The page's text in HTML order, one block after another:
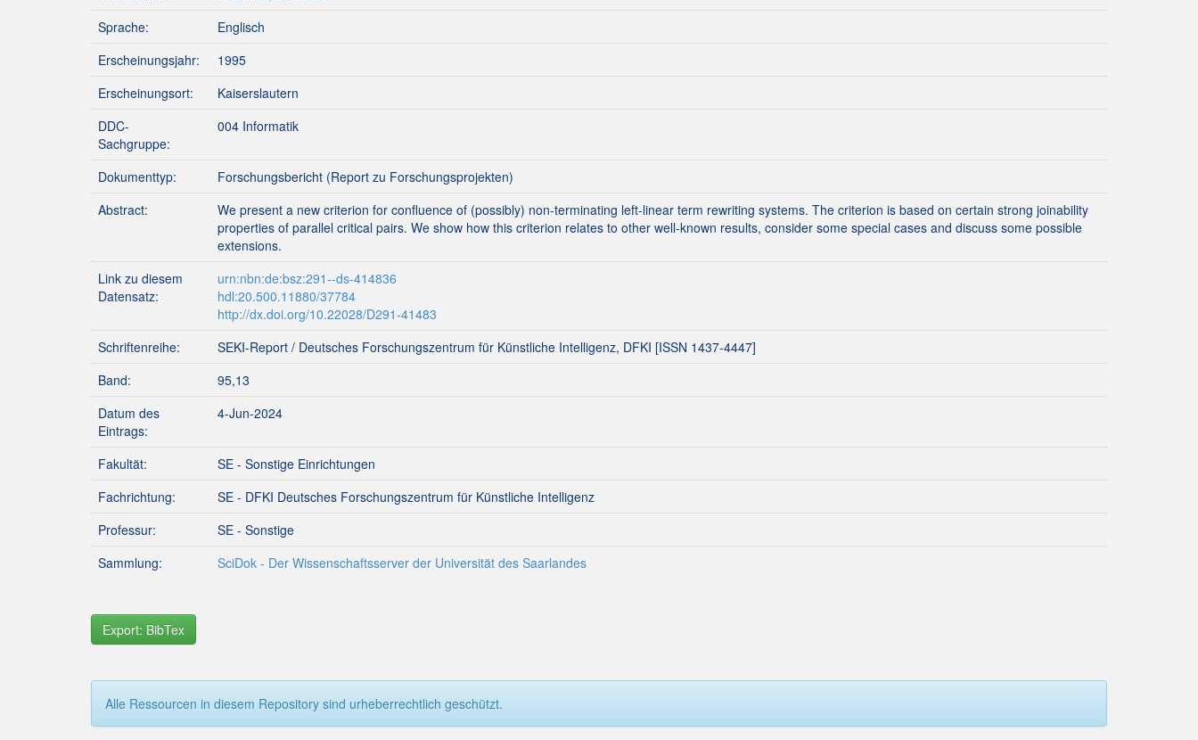
Sprache:
Englisch
Erscheinungsjahr:
1995
Erscheinungsort:
Kaiserslautern
DDC-
Sachgruppe:
004 Informatik
Dokumenttyp:
Forschungsbericht (Report zu Forschungsprojekten)
Abstract:
We present a new criterion for confluence of (possibly) non-terminating left-linear term rewriting systems. The criterion is based on certain strong joinability
properties of parallel critical pairs. We show how this criterion relates to other well-known results, consider some special cases and discuss some possible
extensions.
Link zu diesem
Datensatz:
urn:nbn:de:bsz:291--ds-414836
hdl:20.500.11880/37784
http://dx.doi.org/10.22028/D291-41483
Schriftenreihe:
SEKI-Report / Deutsches Forschungszentrum für Künstliche Intelligenz, DFKI [ISSN 1437-4447]
Band:
95,13
Datum des
Eintrags:
4-Jun-2024
Fakultät:
SE - Sonstige Einrichtungen
Fachrichtung:
SE - DFKI Deutsches Forschungszentrum für Künstliche Intelligenz
Professur:
SE - Sonstige
Sammlung:
SciDok - Der Wissenschaftsserver der Universität des Saarlandes
Export: BibTex
Alle Ressourcen in diesem Repository sind urheberrechtlich geschützt.